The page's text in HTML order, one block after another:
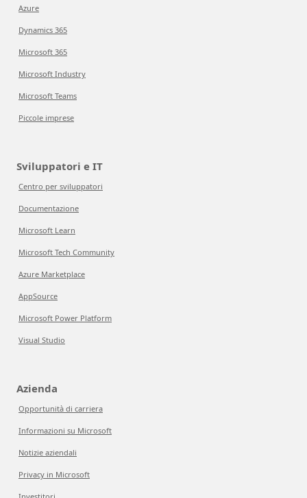
Azure
Dynamics 365
Microsoft 365
Microsoft Industry
Microsoft Teams
Piccole imprese
Sviluppatori e IT
Centro per sviluppatori
Documentazione
Microsoft Learn
Microsoft Tech Community
Azure Marketplace
AppSource
Microsoft Power Platform
Visual Studio
Azienda
Opportunità di carriera
Informazioni su Microsoft
Notizie aziendali
Privacy in Microsoft